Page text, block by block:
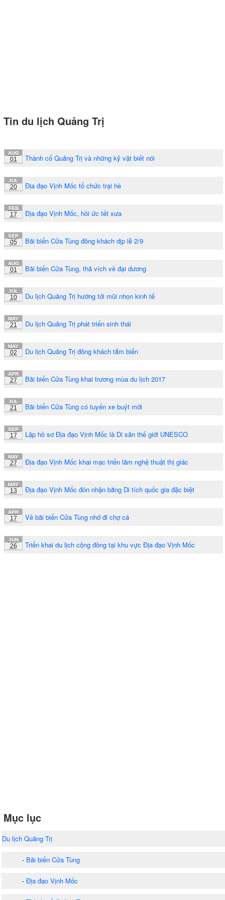
Tin du lịch Quảng Trị
AUG
01 Thành cổ Quảng Trị và những kỷ vật biết nói
JUL
20 Địa đạo Vịnh Mốc tổ chức trại hè
FEB
17 Địa đạo Vịnh Mốc, hồi ức tết xưa
SEP
05 Bãi biển Cửa Tùng đông khách dịp lễ 2/9
AUG
01 Bãi biển Cửa Tùng, thả vích về đại dương
JUL
10 Du lịch Quảng Trị hướng tới mũi nhọn kinh tế
MAY
21 Du lịch Quảng Trị phát triển sinh thái
MAY
02 Du lịch Quảng Trị đông khách tắm biển
APR
27 Bãi biển Cửa Tùng khai trương mùa du lịch 2017
JUL
21 Bãi biển Cửa Tùng có tuyến xe buýt mới
SEP
17 Lập hồ sơ Địa đạo Vịnh Mốc là Di sản thế giới UNESCO
MAY
27 Địa đạo Vịnh Mốc khai mạc triển lãm nghệ thuật thị giác
MAY
13 Địa đạo Vịnh Mốc đón nhận bằng Di tích quốc gia đặc biệt
APR
17 Về bãi biển Cửa Tùng nhớ đi chợ cá
JUN
26 Triển khai du lịch cộng đồng tại khu vực Địa đạo Vịnh Mốc
Mục lục
Du lịch Quảng Trị
- Bãi biển Cửa Tùng
- Địa đạo Vịnh Mốc